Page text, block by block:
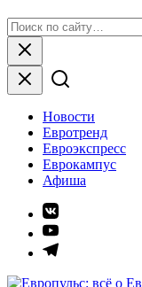
to
content
for:
Close
Новости
Евротренд
Евроэкспресс
Еврокампус
Афиша
Элемент
меню
Элемент
меню
Элемент